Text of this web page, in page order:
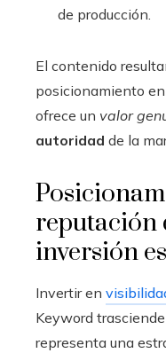
de producción.
El contenido
posicionamiento
ofrece un valor
autoridad de la
reputación
inversión
Invertir en
Keyword
representa una